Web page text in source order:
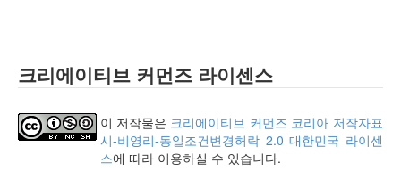
크리에이티브 커먼즈 라이센스
이 저작물은 크리에이티브 커먼즈 코리아 저작자표
시-비영리-동일조건변경허락 2.0 대한민국 라이센
스에 따라 이용하실 수 있습니다.